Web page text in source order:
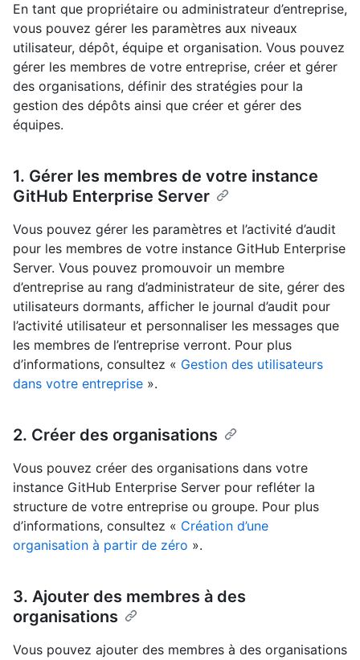
En tant que propriétaire ou administrateur d’entreprise,
vous pouvez gérer les paramètres aux niveaux
utilisateur, dépôt, équipe et organisation. Vous pouvez
gérer les membres de votre entreprise, créer et gérer
des organisations, définir des stratégies pour la
gestion des dépôts ainsi que créer et gérer des
équipes.
1. Gérer les membres de votre instance
GitHub Enterprise Server
Vous pouvez gérer les paramètres et l’activité d’audit
pour les membres de votre instance GitHub Enterprise
Server. Vous pouvez promouvoir un membre
d’entreprise au rang d’administrateur de site, gérer des
utilisateurs dormants, afficher le journal d’audit pour
l’activité utilisateur et personnaliser les messages que
les membres de l’entreprise verront. Pour plus
d’informations, consultez « Gestion des utilisateurs
dans votre entreprise ».
2. Créer des organisations
Vous pouvez créer des organisations dans votre
instance GitHub Enterprise Server pour refléter la
structure de votre entreprise ou groupe. Pour plus
d’informations, consultez « Création d’une
organisation à partir de zéro ».
3. Ajouter des membres à des
organisations
Vous pouvez ajouter des membres à des organisations